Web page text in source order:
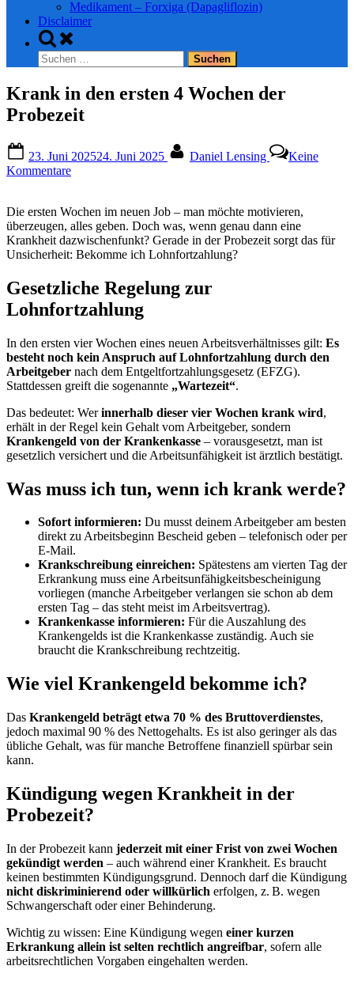
Medikament – Forxiga (Dapagliflozin)
Disclaimer
Toggle
search
form
Suchen
nach:
Krank in den ersten 4 Wochen der
Probezeit
on
23. Juni 202524. Juni 2025 Daniel Lensing
Keine
Kommentarezu
den
ersten
4
Wochen
Probezeit
Die ersten Wochen im neuen Job – man möchte motivieren,
überzeugen, alles geben. Doch was, wenn genau dann eine
Krankheit dazwischenfunkt? Gerade in der Probezeit sorgt das für
Unsicherheit: Bekomme ich Lohnfortzahlung?
Gesetzliche Regelung zur
Lohnfortzahlung
In den ersten vier Wochen eines neuen Arbeitsverhältnisses gilt: Es
besteht noch kein Anspruch auf Lohnfortzahlung durch den
Arbeitgeber nach dem Entgeltfortzahlungsgesetz (EFZG).
Stattdessen greift die sogenannte „Wartezeit“.
Das bedeutet: Werinnerhalb dieser vier Wochen krank wird,
erhält in der Regel kein Gehalt vom Arbeitgeber, sondern
Krankengeld von der Krankenkasse – vorausgesetzt, man ist
gesetzlich versichert und die Arbeitsunfähigkeit ist ärztlich bestätigt.
Was muss ich tun, wenn ich krank werde?
Sofort informieren: Du musst deinem Arbeitgeber am besten
direkt zu Arbeitsbeginn Bescheid geben – telefonisch oder per
E-Mail.
Krankschreibung einreichen: Spätestens am vierten Tag der
Erkrankung muss eine Arbeitsunfähigkeitsbescheinigung
vorliegen (manche Arbeitgeber verlangen sie schon ab dem
ersten Tag – das steht meist im Arbeitsvertrag).
Krankenkasse informieren: Für die Auszahlung des
Krankengelds ist die Krankenkasse zuständig. Auch sie
braucht die Krankschreibung rechtzeitig.
Wie viel Krankengeld bekomme ich?
Das Krankengeld beträgt etwa 70 % des Bruttoverdienstes,
jedoch maximal 90 % des Nettogehalts. Es ist also geringer als das
übliche Gehalt, was für manche Betroffene finanziell spürbar sein
kann.
Kündigung wegen Krankheit in der
Probezeit?
In der Probezeit kann jederzeit mit einer Frist von zwei Wochen
gekündigt werden – auch während einer Krankheit. Es braucht
keinen bestimmten Kündigungsgrund. Dennoch darf die Kündigung
nicht diskriminierend oder willkürlich erfolgen, z. B. wegen
Schwangerschaft oder einer Behinderung.
Wichtig zu wissen: Eine Kündigung wegen einer kurzen
Erkrankung allein ist selten rechtlich angreifbar, sofern alle
arbeitsrechtlichen Vorgaben eingehalten werden.